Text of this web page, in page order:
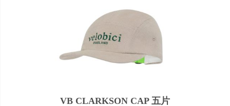
VB CLARKSON CAP 五片